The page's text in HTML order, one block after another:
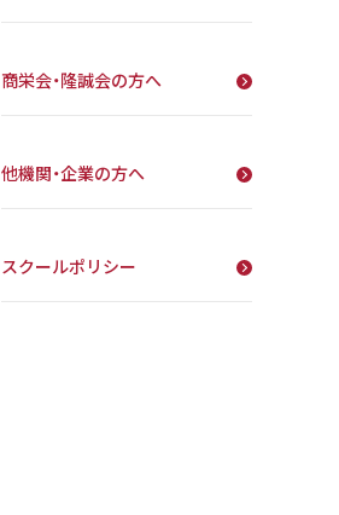
商栄会・隆誠会の方へ
他機関・企業の方へ
スクールポリシー